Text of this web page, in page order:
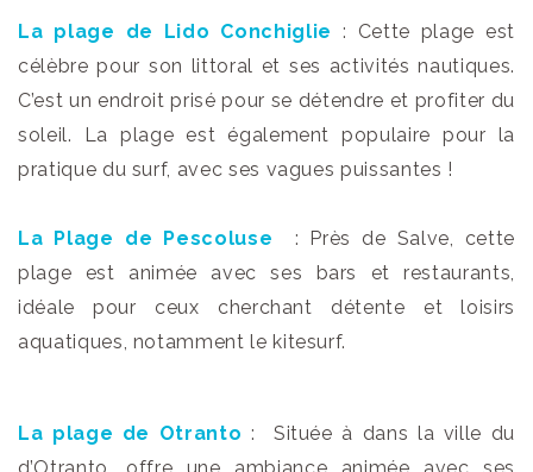
La plage de Lido Conchiglie : Cette plage est
célèbre pour son littoral et ses activités nautiques.
C’est un endroit prisé pour se détendre et profiter du
soleil. La plage est également populaire pour la
pratique du surf, avec ses vagues puissantes !
La Plage de Pescoluse
: Près de Salve, cette
plage est animée avec ses bars et restaurants,
idéale pour ceux cherchant détente et loisirs
aquatiques, notamment le kitesurf.
La plage de Otranto : Située à dans la ville du